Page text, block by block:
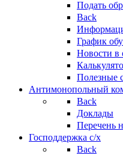
Подать
Back
График
Новости в
Полезные
Антимонопольный
Back
Доклады
Перечень
Господдержка с/х
Back